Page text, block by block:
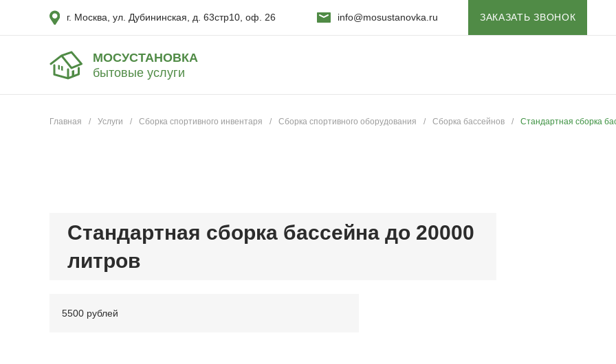
г. Москва, ул. Дубининская, д. 63стр10, оф. 26 info@mosustanovka.ru ЗАКАЗАТЬ ЗВОНОК
МОСУСТАНОВКА
бытовые услуги
Главная / Услуги / Сборка спортивного инвентаря / Сборка спортивного оборудования / Сборка бассейнов / Стандартная сборка
Стандартная сборка бассейна до 20000
литров
5500 рублей